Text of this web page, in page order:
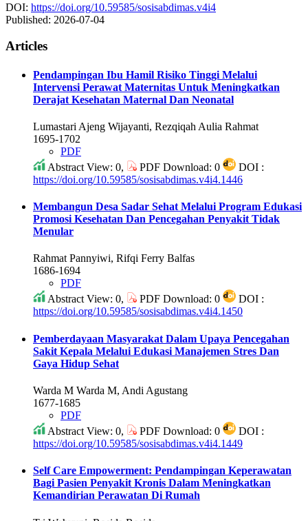
DOI: https://doi.org/10.59585/sosisabdimas.v4i4
Published: 2026-07-04
Articles
Pendampingan Ibu Hamil Risiko Tinggi Melalui
Intervensi Perawat Maternitas Untuk Meningkatkan
Derajat Kesehatan Maternal Dan Neonatal
Lumastari Ajeng Wijayanti, Rezqiqah Aulia Rahmat
1695-1702
PDF
Abstract View: 0,
PDF Download: 0
DOI :
https://doi.org/10.59585/sosisabdimas.v4i4.1446
Membangun Desa Sadar Sehat Melalui Program Edukasi
Promosi Kesehatan Dan Pencegahan Penyakit Tidak
Menular
Rahmat Pannyiwi, Rifqi Ferry Balfas
1686-1694
PDF
Abstract View: 0,
PDF Download: 0
DOI :
https://doi.org/10.59585/sosisabdimas.v4i4.1450
Pemberdayaan Masyarakat Dalam Upaya Pencegahan
Sakit Kepala Melalui Edukasi Manajemen Stres Dan
Gaya Hidup Sehat
Warda M Warda M, Andi Agustang
1677-1685
PDF
Abstract View: 0,
PDF Download: 0
DOI :
https://doi.org/10.59585/sosisabdimas.v4i4.1449
Self Care Empowerment: Pendampingan Keperawatan
Bagi Pasien Penyakit Kronis Dalam Meningkatkan
Kemandirian Perawatan Di Rumah